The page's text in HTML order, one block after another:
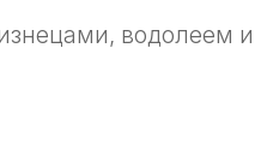
водолеем и